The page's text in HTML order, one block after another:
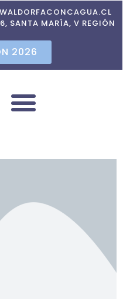
SANTA MARÍA, V REGIÓN
2026